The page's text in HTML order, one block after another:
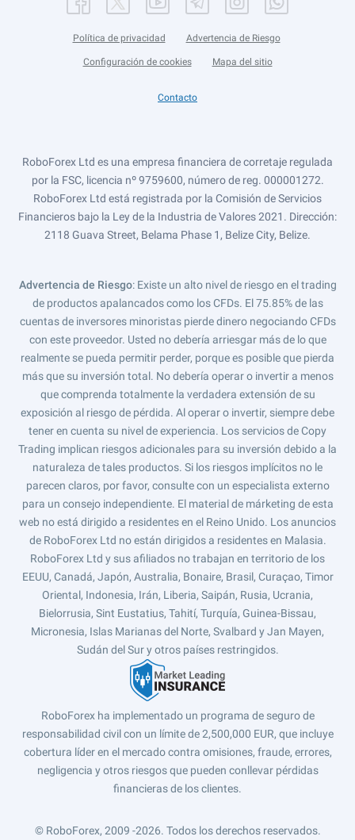
Política de privacidad Advertencia de Riesgo
Configuración de cookies Mapa del sitio
Contacto
RoboForex Ltd es una empresa financiera de corretaje regulada
por la FSC, licencia nº 9759600, número de reg. 000001272.
RoboForex Ltd está registrada por la Comisión de Servicios
Financieros bajo la Ley de la Industria de Valores 2021. Dirección:
2118 Guava Street, Belama Phase 1, Belize City, Belize.
Advertencia de Riesgo: Existe un alto nivel de riesgo en el trading
de productos apalancados como los CFDs. El 75.85% de las
cuentas de inversores minoristas pierde dinero negociando CFDs
con este proveedor. Usted no debería arriesgar más de lo que
realmente se pueda permitir perder, porque es posible que pierda
más que su inversión total. No debería operar o invertir a menos
que comprenda totalmente la verdadera extensión de su
exposición al riesgo de pérdida. Al operar o invertir, siempre debe
tener en cuenta su nivel de experiencia. Los servicios de Copy
Trading implican riesgos adicionales para su inversión debido a la
naturaleza de tales productos. Si los riesgos implícitos no le
parecen claros, por favor, consulte con un especialista externo
para un consejo independiente. El material de márketing de esta
web no está dirigido a residentes en el Reino Unido. Los anuncios
de RoboForex Ltd no están dirigidos a residentes en Malasia.
RoboForex Ltd y sus afiliados no trabajan en territorio de los
EEUU, Canadá, Japón, Australia, Bonaire, Brasil, Curaçao, Timor
Oriental, Indonesia, Irán, Liberia, Saipán, Rusia, Ucrania,
Bielorrusia, Sint Eustatius, Tahití, Turquía, Guinea-Bissau,
Micronesia, Islas Marianas del Norte, Svalbard y Jan Mayen,
Sudán del Sur y otros países restringidos.
RoboForex ha implementado un programa de seguro de
responsabilidad civil con un límite de 2,500,000 EUR, que incluye
cobertura líder en el mercado contra omisiones, fraude, errores,
negligencia y otros riesgos que pueden conllevar pérdidas
financieras de los clientes.
© RoboForex, 2009 -2026. Todos los derechos reservados.